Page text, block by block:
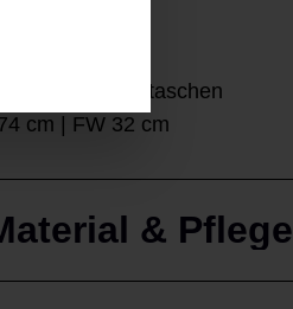
Gesäßtaschen
cm | FW 32 cm
& Pflege